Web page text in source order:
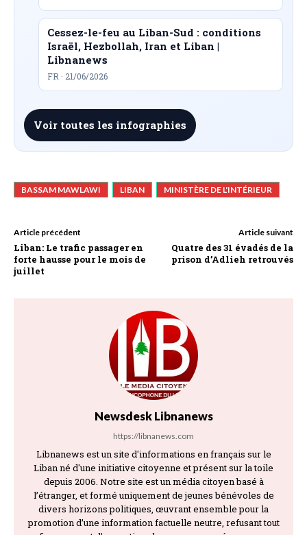
Cessez-le-feu au Liban-Sud : conditions
Israël, Hezbollah, Iran et Liban |
Libnanews
FR · 21/06/2026
Voir toutes les infographies
BASSAM MAWLAWI LIBAN MINISTÈRE DE L'INTÉRIEUR
Article précédent
Liban: Le trafic passager en
forte hausse pour le mois de
juillet
Article suivant
Quatre des 31 évadés de la
prison d’Adlieh retrouvés
Newsdesk Libnanews
https://libnanews.com
Libnanews est un site d'informations en français sur le
Liban né d'une initiative citoyenne et présent sur la toile
depuis 2006. Notre site est un média citoyen basé à
l’étranger, et formé uniquement de jeunes bénévoles de
divers horizons politiques, œuvrant ensemble pour la
promotion d’une information factuelle neutre, refusant tout